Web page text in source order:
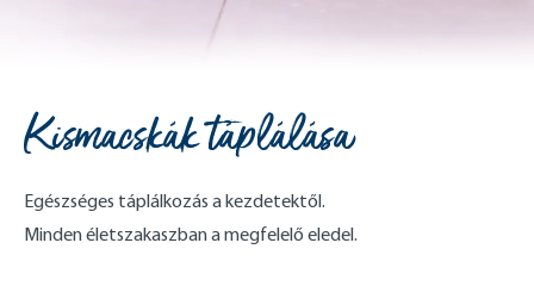
Kismacskák táplálása
Egészséges táplálkozás a kezdetektől.
Minden életszakaszban a megfelelő eledel.